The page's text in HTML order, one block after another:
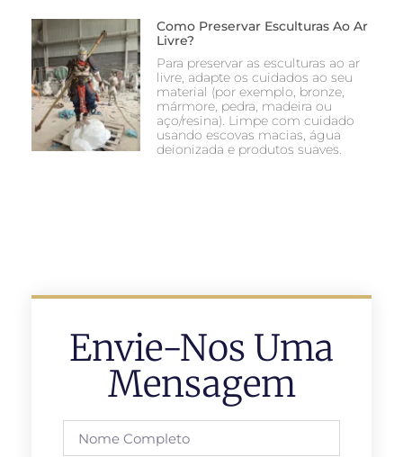
Como Preservar Esculturas Ao Ar
Livre?
Para preservar as esculturas ao ar
livre, adapte os cuidados ao seu
material (por exemplo, bronze,
mármore, pedra, madeira ou
aço/resina). Limpe com cuidado
usando escovas macias, água
deionizada e produtos suaves.
Envie-Nos Uma
Mensagem